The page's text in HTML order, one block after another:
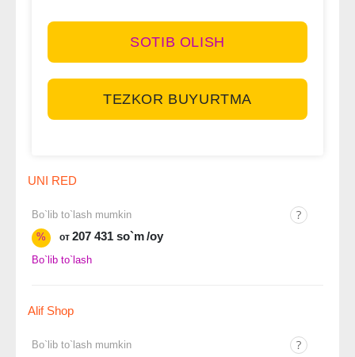
SOTIB OLISH
TEZKOR BUYURTMA
UNI RED
Bo`lib to`lash mumkin
%
от 207 431 so`m/oy
Bo`lib to`lash
Alif Shop
Bo`lib to`lash mumkin